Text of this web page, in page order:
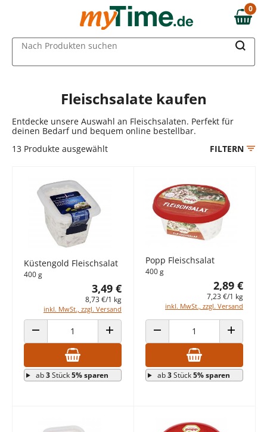
Zum Hauptinhalt springen
Zur Navigation springen
Zur Suche springen
0,00 €
0
Nach Produkten suchen
Fleischsalate kaufen
Entdecke unsere Auswahl an Fleischsalaten. Perfekt für
deinen Bedarf und bequem online bestellbar.
13 Produkte ausgewählt FILTERN
Küstengold Fleischsalat
400 g
3,49 €
8,73 €/1 kg
inkl. MwSt., zzgl. Versand
ANZAHL VERRINGERN ANZAHL ERHÖHEN
ab3Stück5% sparen
Popp Fleischsalat
400 g
2,89 €
7,23 €/1 kg
inkl. MwSt., zzgl. Versand
ANZAHL VERRINGERN ANZAHL
ab3Stück5% sparen